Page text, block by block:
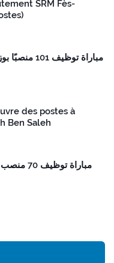
SRM Fès-
مباراة
des postes à
Ben Saleh
مباراة